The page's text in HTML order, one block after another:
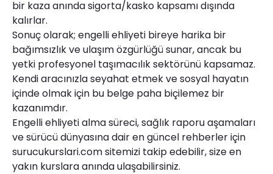
bir kaza anında sigorta/kasko kapsamı dışında
kalırlar.
Sonuç olarak; engelli ehliyeti bireye harika bir
bağımsızlık ve ulaşım özgürlüğü sunar, ancak bu
yetki profesyonel taşımacılık sektörünü kapsamaz.
Kendi aracınızla seyahat etmek ve sosyal hayatın
içinde olmak için bu belge paha biçilemez bir
kazanımdır.
Engelli ehliyeti alma süreci, sağlık raporu aşamaları
ve sürücü dünyasına dair en güncel rehberler için
surucukurslari.comsitemizi takip edebilir, size en
yakın kurslara anında ulaşabilirsiniz.